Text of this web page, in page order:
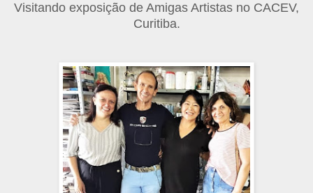
Visitando exposição de Amigas Artistas no CACEV,
Curitiba.